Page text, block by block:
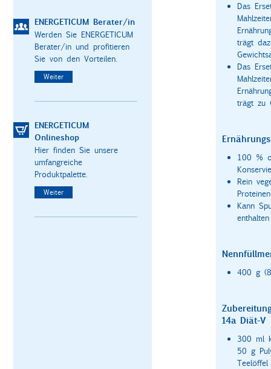
ENERGETICUM Berater/in
Werden Sie ENERGETICUM
Berater/in und profitieren
Sie von den Vorteilen.
Weiter
ENERGETICUM
Onlineshop
Hier finden Sie unsere
umfangreiche
Produktpalette.
Weiter
Das
trägt
Das
trägt zu
100 %
Rein
Proteinen
Kann
enthalten
400 g
14a Diät-V
300 ml
50 g